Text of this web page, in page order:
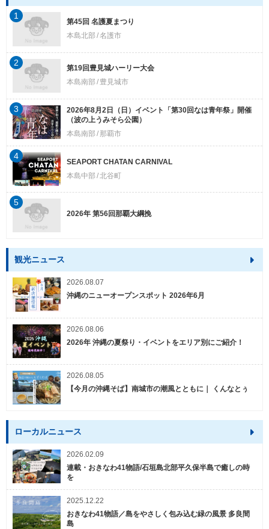
第45回 名護夏まつり
本島北部 名護市
1
第19回豊見城ハーリー大会
本島南部
豊見城市
2
2026年8月2日（日）イベント「第30回なは青年祭」開催
（波の上うみそら公園）
本島南部
那覇市
3
SEAPORT CHATAN CARNIVAL
本島中部 北谷町
4
2026年 第56回那覇大綱挽
5
観光ニュース
2026.08.07
沖縄のニューオープンスポット 2026年6月
2026.08.06
2026年 沖縄の夏祭り・イベントをエリア別にご紹介！
2026.08.05
【今月の沖縄そば】南城市の潮風とともに｜ くんなとぅ
ローカルニュース
2026.02.09
連載・おきなわ41物語/石垣島北部平久保半島で癒しの時
を
2025.12.22
おきなわ41物語／島をやさしく包み込む緑の風景 多良間
島